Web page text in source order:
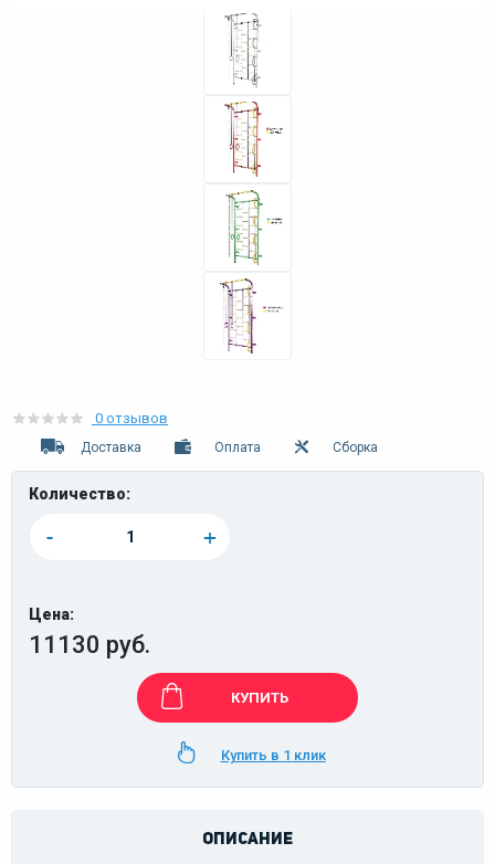
0 отзывов
Доставка Оплата Сборка
Количество:
- +
Цена:
11130 руб.
КУПИТЬ
Купить в 1 клик
ОПИСАНИЕ